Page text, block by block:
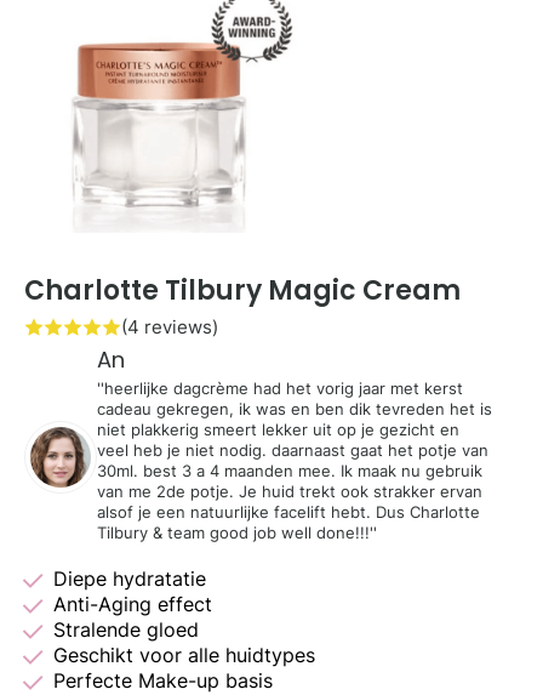
Charlotte Tilbury Magic Cream
(4 reviews)
An
''heerlijke dagcrème had het vorig jaar met kerst
cadeau gekregen, ik was en ben dik tevreden het is
niet plakkerig smeert lekker uit op je gezicht en
veel heb je niet nodig. daarnaast gaat het potje van
30ml. best 3 a 4 maanden mee. Ik maak nu gebruik
van me 2de potje. Je huid trekt ook strakker ervan
alsof je een natuurlijke facelift hebt. Dus Charlotte
Tilbury & team good job well done!!!''
Diepe hydratatie
Anti-Aging effect
Stralende gloed
Geschikt voor alle huidtypes
Perfecte Make-up basis